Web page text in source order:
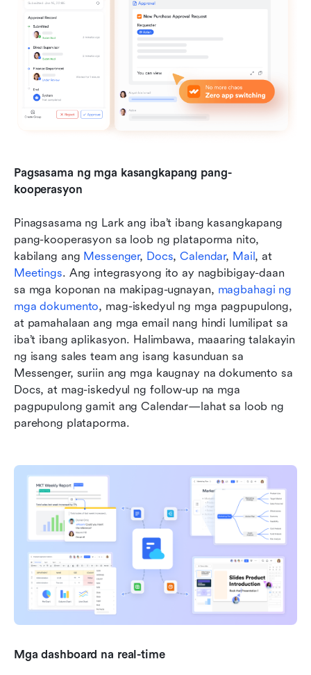
Pagsasama ng mga kasangkapang pang-
kooperasyon
Pinagsasama ng Lark ang iba’t ibang kasangkapang
pang-kooperasyon sa loob ng plataporma nito,
kabilang ang Messenger, Docs, Calendar, Mail
, at
Meetings. Ang integrasyong ito ay nagbibigay-daan
sa mga koponan na makipag-ugnayan, magbahagi ng
mga dokumento, mag-iskedyul ng mga pagpupulong,
at pamahalaan ang mga email nang hindi lumilipat sa
iba’t ibang aplikasyon. Halimbawa, maaaring talakayin
ng isang sales team ang isang kasunduan sa
Messenger, suriin ang mga kaugnay na dokumento sa
Docs, at mag-iskedyul ng follow-up na mga
pagpupulong gamit ang Calendar—lahat sa loob ng
parehong plataporma.
Mga dashboard na real-time